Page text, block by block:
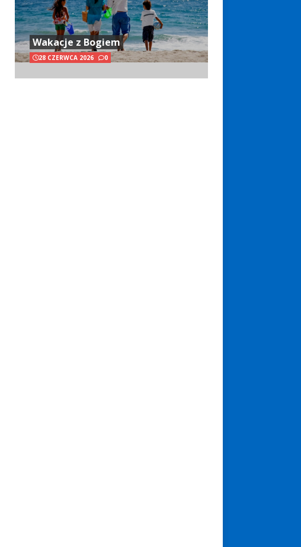
Wakacje z Bogiem
28 CZERWCA 2026 0